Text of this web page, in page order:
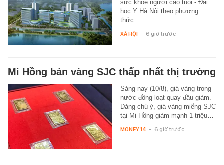
sức khỏe người cao tuổi - Đại
học Y Hà Nội theo phương
thức…
XÃ HỘI - 6 giờ trước
Mi Hồng bán vàng SJC thấp nhất thị trường
Sáng nay (10/8), giá vàng trong
nước đồng loạt quay đầu giảm.
Đáng chú ý, giá vàng miếng SJC
tại Mi Hồng giảm mạnh 1 triệu…
MONEY.14 - 6 giờ trước